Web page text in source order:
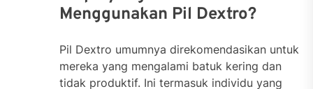
Menggunakan Pil Dextro?
Pil Dextro umumnya direkomendasikan untuk
mereka yang mengalami batuk kering dan
tidak produktif. Ini termasuk individu yang